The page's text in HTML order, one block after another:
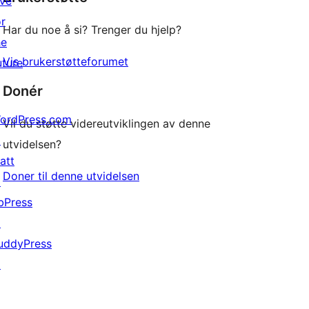
Har du noe å si? Trenger du hjelp?
Vis brukerstøtteforumet
Donér
Vil du støtte videreutviklingen av denne
utvidelsen?
Doner til denne utvidelsen